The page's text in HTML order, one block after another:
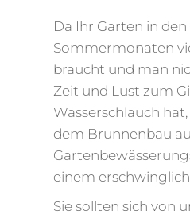
Da Ihr Garten in den
Sommermonaten
braucht und man
Zeit und Lust zum
Wasserschlauch
dem Brunnenbau
einem
Sie sollten sich von